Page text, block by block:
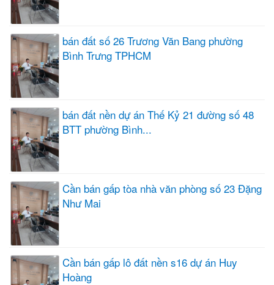
bán đất số 26 Trương Văn Bang phường
Bình Trưng TPHCM
bán đất nền dự án Thế Kỷ 21 đường số 48
BTT phường Bình...
Cần bán gấp tòa nhà văn phòng số 23 Đặng
Như Mai
Cần bán gấp lô đất nền s16 dự án Huy
Hoàng